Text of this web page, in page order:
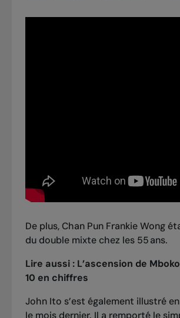
De plus, Chan Pun Frankie Wong
du double mixte chez les 55 ans.
Lire aussi : L’ascension de
10 en chiffres
John Ito s’est également illustré en
le mois dernier. Il a remporté le